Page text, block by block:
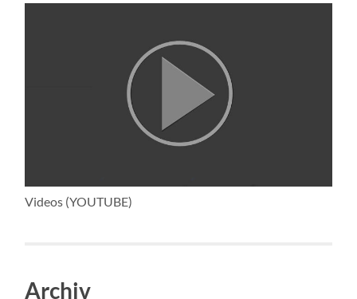
Videos (YOUTUBE)
Archiv